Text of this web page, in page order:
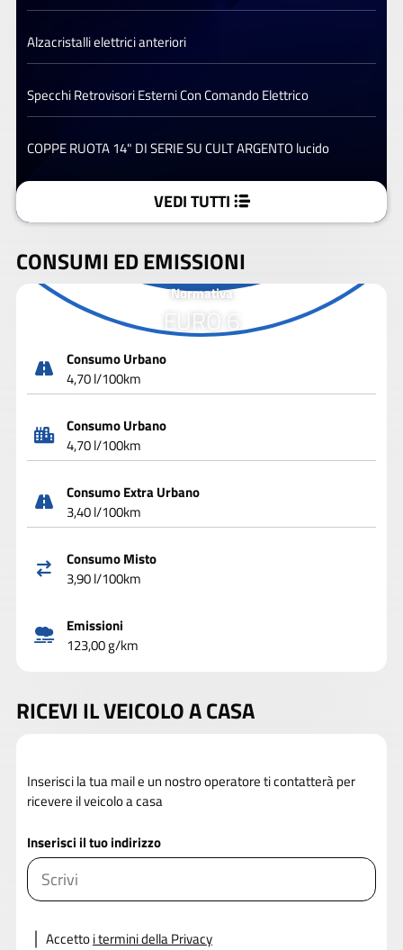
Alzacristalli elettrici anteriori
Specchi Retrovisori Esterni Con Comando Elettrico
COPPE RUOTA 14" DI SERIE SU CULT ARGENTO lucido
VEDI TUTTI
CONSUMI ED EMISSIONI
Normativa
EURO 6
Consumo Urbano
4,70 l/100km
Consumo Urbano
4,70 l/100km
Consumo Extra Urbano
3,40 l/100km
Consumo Misto
3,90 l/100km
Emissioni
123,00 g/km
RICEVI IL VEICOLO A CASA
Inserisci la tua mail e un nostro operatore ti contatterà per
ricevere il veicolo a casa
Inserisci il tuo indirizzo
Accettoi termini della Privacy